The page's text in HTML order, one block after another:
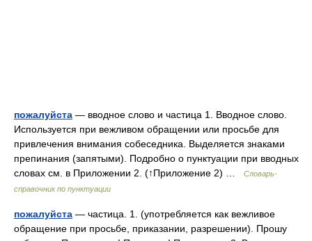
пожалуйста — вводное слово и частица 1. Вводное слово.
Используется при вежливом обращении или просьбе для
привлечения внимания собеседника. Выделяется знаками
препинания (запятыми). Подробно о пунктуации при вводных
словах см. в Приложении 2. (↑Приложение 2) …
Словарь-
справочник по пунктуации
пожалуйста — частица. 1. (употребляется как вежливое
обращение при просьбе, приказании, разрешении). Прошу